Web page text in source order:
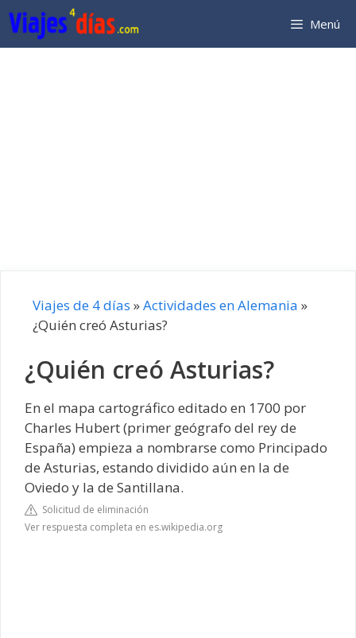
Saltar
al
contenido
Menú
Viajes de 4 días »Actividades en Alemania »
¿Quién creó Asturias?
¿Quién creó Asturias?
En el mapa cartográfico editado en 1700 por
Charles Hubert (primer geógrafo del rey de
España) empieza a nombrarse como Principado
de Asturias, estando dividido aún en la de
Oviedo y la de Santillana.
Solicitud de eliminación
Ver respuesta completa en es.wikipedia.org